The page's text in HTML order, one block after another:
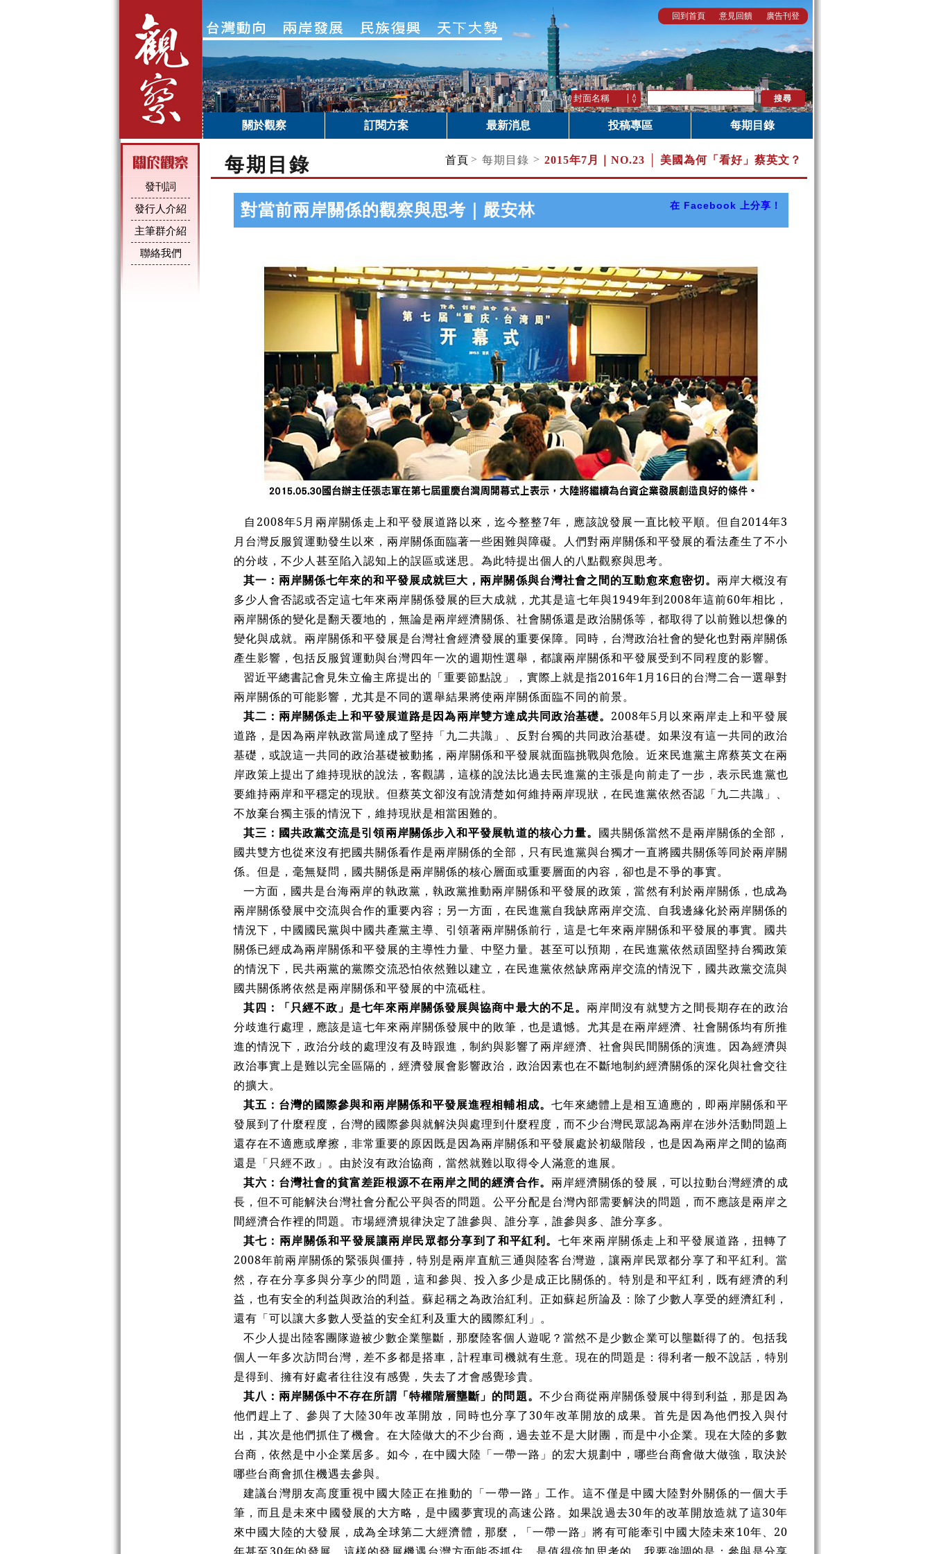
回到首頁 意見回饋 廣告刊登
關於觀察 訂閱方案 最新消息 投稿專區 每期目錄
發刊詞
發行人介紹
主筆群介紹
聯絡我們
每期目錄 首頁 > 每期目錄 > 2015年7月｜ NO.23 │ 美國為何「看好」蔡英文？
對當前兩岸關係的觀察與思考｜嚴安林 在 Facebook 上分享！
自2008年5月兩岸關係走上和平發展道路以來，迄今整整7年，應該說發展一直比較平順。但自2014年3
月台灣反服貿運動發生以來，兩岸關係面臨著一些困難與障礙。人們對兩岸關係和平發展的看法產生了不小
的分歧，不少人甚至陷入認知上的誤區或迷思。為此特提出個人的八點觀察與思考。
其一：兩岸關係七年來的和平發展成就巨大，兩岸關係與台灣社會之間的互動愈來愈密切。 兩岸大概沒有
多少人會否認或否定這七年來兩岸關係發展的巨大成就，尤其是這七年與1949年到2008年這前60年相比，
兩岸關係的變化是翻天覆地的，無論是兩岸經濟關係、社會關係還是政治關係等，都取得了以前難以想像的
變化與成就。兩岸關係和平發展是台灣社會經濟發展的重要保障。同時，台灣政治社會的變化也對兩岸關係
產生影響，包括反服貿運動與台灣四年一次的週期性選舉，都讓兩岸關係和平發展受到不同程度的影響。
習近平總書記會見朱立倫主席提出的「重要節點說」，實際上就是指2016年1月16日的台灣二合一選舉對
兩岸關係的可能影響，尤其是不同的選舉結果將使兩岸關係面臨不同的前景。
其二：兩岸關係走上和平發展道路是因為兩岸雙方達成共同政治基礎。 2008年5月以來兩岸走上和平發展
道路，是因為兩岸執政當局達成了堅持「九二共識」、反對台獨的共同政治基礎。如果沒有這一共同的政治
基礎，或說這一共同的政治基礎被動搖，兩岸關係和平發展就面臨挑戰與危險。近來民進黨主席蔡英文在兩
岸政策上提出了維持現狀的說法，客觀講 ， 這樣的說法比過去民進黨的主張是向前走了一步，表示民進黨也
要維持兩岸和平穩定的現狀。但蔡英文卻沒有說清楚如何維持兩岸現狀，在民進黨依然否認「九二共識」、
不放棄台獨主張的情況下，維持現狀是相當困難的。
其三：國共政黨交流是引領兩岸關係步入和平發展軌道的核心力量。 國共關係當然不是兩岸關係的全部，
國共雙方也從來沒有把國共關係看作是兩岸關係的全部，只有民進黨與台獨才一直將國共關係等同於兩岸關
係。但是，毫無疑問，國共關係是兩岸關係的核心層面或重要層面的內容，卻也是不爭的事實。
一方面，國共是台海兩岸的執政黨，執政黨推動兩岸關係和平發展的政策，當然有利於兩岸關係，也成為
兩岸關係發展中交流與合作的重要內容；另一方面，在民進黨自我缺席兩岸交流、自我邊緣化於兩岸關係的
情況下，中國國民黨與中國共產黨主導、引領著兩岸關係前行，這是七年來兩岸關係和平發展的事實。國共
關係已經成為兩岸關係和平發展的主導性力量、中堅力量。甚至可以預期，在民進黨依然頑固堅持台獨政策
的情況下，民共兩黨的黨際交流恐怕依然難以建立，在民進黨依然缺席兩岸交流的情況下，國共政黨交流與
國共關係將依然是兩岸關係和平發展的中流砥柱。
其四：「只經不政」是七年來兩岸關係發展與協商中最大的不足。 兩岸間沒有就雙方之間長期存在的政治
分歧進行處理，應該是這七年來兩岸關係發展中的敗筆，也是遺憾。尤其是在兩岸經濟、社會關係均有所推
進的情況下，政治分歧的處理沒有及時跟進，制約與影響了兩岸經濟、社會與民間關係的演進。因為經濟與
政治事實上是難以完全區隔的，經濟發展會影響政治，政治因素也在不斷地制約經濟關係的深化與社會交往
的擴大。
其五：台灣的國際參與和兩岸關係和平發展進程相輔相成。 七年來總體上是相互適應的，即兩岸關係和平
發展到了什麼程度，台灣的國際參與就解決與處理到什麼程度，而不少台灣民眾認為兩岸在涉外活動問題上
還存在不適應或摩擦，非常重要的原因既是因為兩岸關係和平發展處於初級階段，也是因為兩岸之間的協商
還是「只經不政」。由於沒有政治協商，當然就難以取得令人滿意的進展。
其六：台灣社會的貧富差距根源不在兩岸之間的經濟合作。 兩岸經濟關係的發展，可以拉動台灣經濟的成
長，但不可能解決台灣社會分配公平與否的問題。公平分配是台灣內部需要解決的問題 ，而不應該是兩岸之
間經濟合作裡的問題。市場經濟規律決定了誰參與、誰分享，誰參與多、誰分享多。
其七：兩岸關係和平發展讓兩岸民眾都分享到了和平紅利。 七年來兩岸關係走上和平發展道路，扭轉了
2008年前兩岸關係的緊張與僵持，特別是兩岸直航三通與陸客台灣遊，讓兩岸民眾都分享了和平紅利。當
然，存在分享多與分享少的問題，這和參與、投入多少是成正比關係的。特別是和平紅利，既有經濟的利
益，也有安全的利益與政治的利益。蘇起稱之為政治紅利。正如蘇起所論及：除了少數人享受的經濟紅利，
還有「可以讓大多數人受益的安全紅利及重大的國際紅利」。
不少人提出陸客團隊遊被少數企業壟斷，那麼陸客個人遊呢？當然不是少數企業可以壟斷得了的。包括我
個人一年多次訪問台灣，差不多都是搭車，計程車司機就有生意。現在的問題是：得利者一般不說話 ， 特別
是得到、擁有好處者往往沒有感覺，失去了才會感覺珍貴。
其八：兩岸關係中不存在所謂「特權階層壟斷」的問題。 不少台商從兩岸關係發展中得到利益，那是因為
他們趕上了、參與了大陸30年改革開放，同時也分享了30年改革開放的成果。首先是因為他們投入與付
出，其次是他們抓住了機會。在大陸做大的不少台商，過去並不是大財團，而是中小企業。現在大陸的多數
台商，依然是中小企業居多。如今，在中國大陸「一帶一路」的宏大規劃中，哪些台商會做大做強，取決於
哪些台商會抓住機遇去參與。
建議台灣朋友高度重視中國大陸正在推動的「一帶一路」工作。這不僅是中國大陸對外關係的一個大手
筆，而且是未來中國發展的大方略，是中國夢實現的高速公路。如果說過去30年的改革開放造就了這30年
來中國大陸的大發展，成為全球第二大經濟體，那麼，「一帶一路」將有可能牽引中國大陸未來10年、20